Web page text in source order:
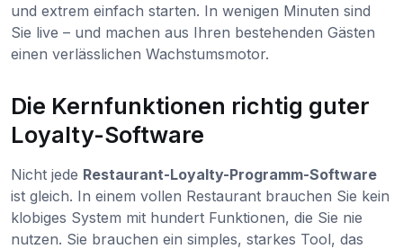
und extrem einfach starten. In wenigen Minuten sind
Sie live – und machen aus Ihren bestehenden Gästen
einen verlässlichen Wachstumsmotor.
Die Kernfunktionen richtig guter
Loyalty-Software
Nicht jede Restaurant-Loyalty-Programm-Software
ist gleich. In einem vollen Restaurant brauchen Sie kein
klobiges System mit hundert Funktionen, die Sie nie
nutzen. Sie brauchen ein simples, starkes Tool, das